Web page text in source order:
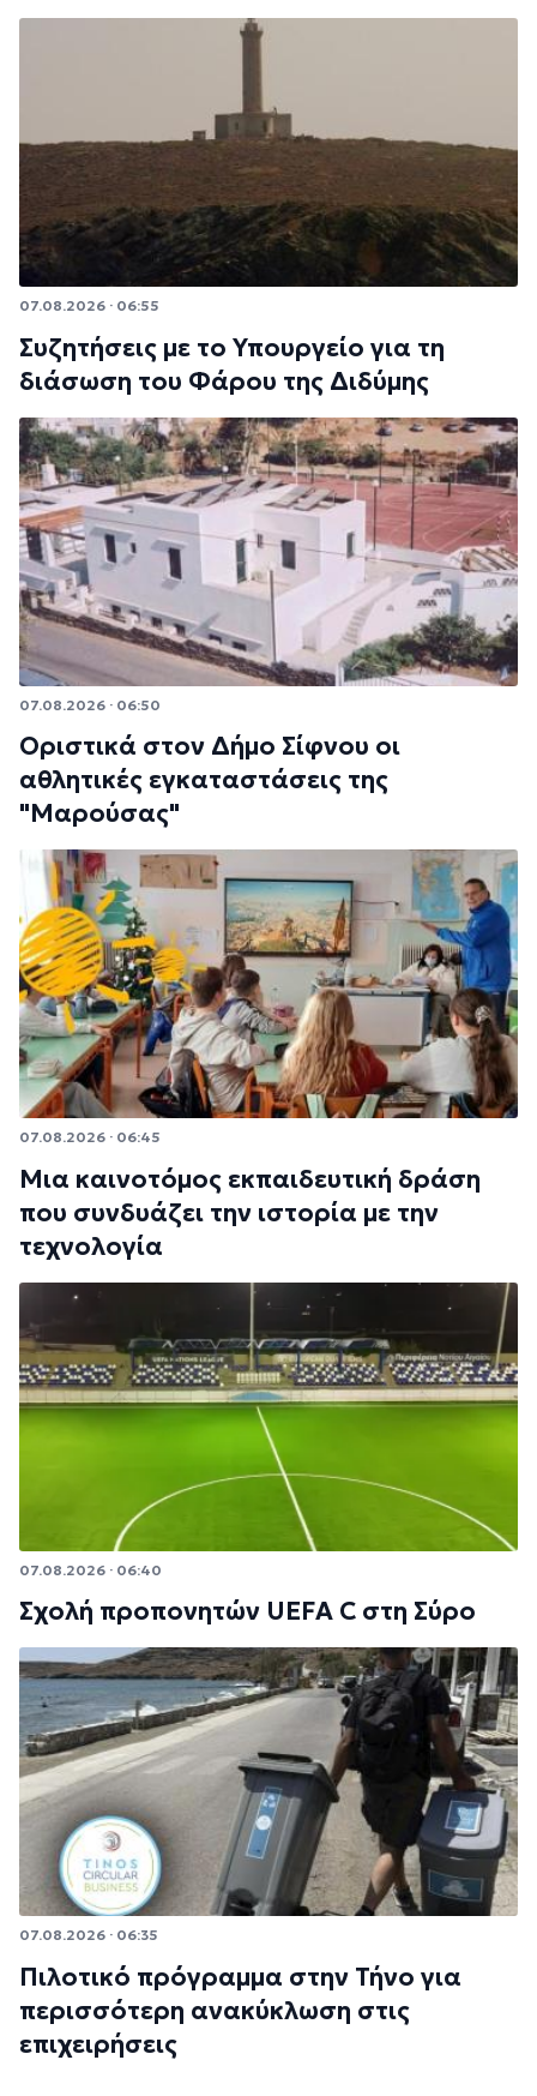
07.08.2026 · 06:55
Συζητήσεις με το Υπουργείο για τη
διάσωση του Φάρου της Διδύμης
07.08.2026 · 06:50
Οριστικά στον Δήμο Σίφνου οι
αθλητικές εγκαταστάσεις της
"Μαρούσας"
07.08.2026 · 06:45
Μια καινοτόμος εκπαιδευτική δράση
που συνδυάζει την ιστορία με την
τεχνολογία
07.08.2026 · 06:40
Σχολή προπονητών UEFA C στη Σύρο
07.08.2026 · 06:35
Πιλοτικό πρόγραμμα στην Τήνο για
περισσότερη ανακύκλωση στις
επιχειρήσεις